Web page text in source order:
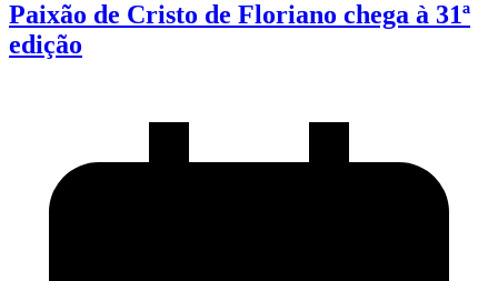
Paixão de Cristo de Floriano chega à 31ª
edição